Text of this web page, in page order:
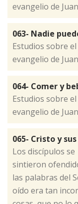
evangelio de
063- Nadie
Estudios sobre el
evangelio de
064- Comer y
​Estudios sobre el
evangelio de
065- Cristo y
Los discípulos se
sintieron
las palabras del
oído era tan